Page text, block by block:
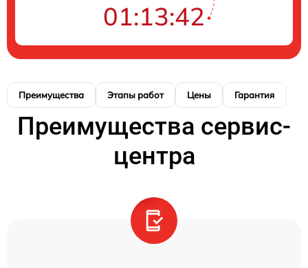
01:13:41
Преимущества Этапы работ Цены Гарантия
Преимущества сервис-
центра